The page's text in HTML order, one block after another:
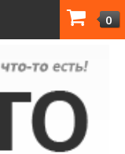
0